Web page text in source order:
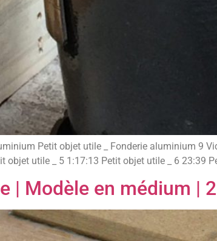
Petit objet utile _ Fonderie aluminium 9
objet utile _ 5 1:17:13 Petit objet utile _ 6 23:39
| Modèle en médium |